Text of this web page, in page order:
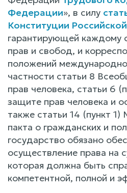
Федерации», в силу
Конституции
гарантирующей каждому
прав и свобод, и
положений
частности статьи 8
прав человека, статьи 6
защите прав человека и
также статьи 14 (пункт
пакта о гражданских и
государство обязано
осуществление права на
которая должна быть
компетентной, полной и